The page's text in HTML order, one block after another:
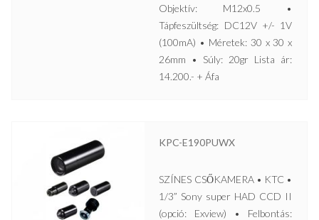
Objektív: M12x0.5 •
Tápfeszültség: DC12V +/- 1V
(100mA) • Méretek: 30 x 30 x
26mm • Súly: 20gr Lista ár:
14.200.- + Áfa
KPC-E190PUWX
SZÍNES CSŐKAMERA • KTC •
1/3” Sony super HAD CCD II
(opció: Exview) • Felbontás: